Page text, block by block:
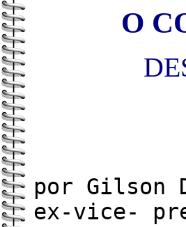
O
por Gilson
ex-vice-